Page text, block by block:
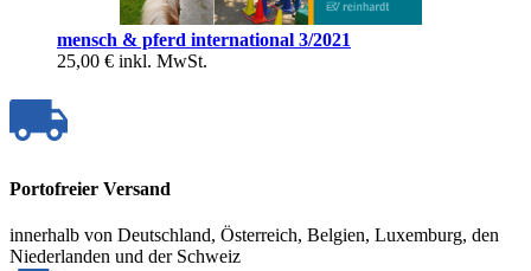
mensch & pferd international 3/2021
25,00 € inkl. MwSt.
Portofreier Versand
innerhalb von Deutschland, Österreich, Belgien, Luxemburg, den
Niederlanden und der Schweiz